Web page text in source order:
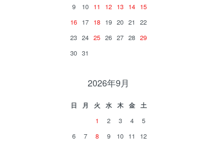
9
10 11 12 13 14 15
16 17 18 19 20 21
22
23 24 25 26 27 28 29
30 31
2026年9月
日 月 火 水 木 金
土
1
2 3 4
5
6
7 8 9 10 11
12